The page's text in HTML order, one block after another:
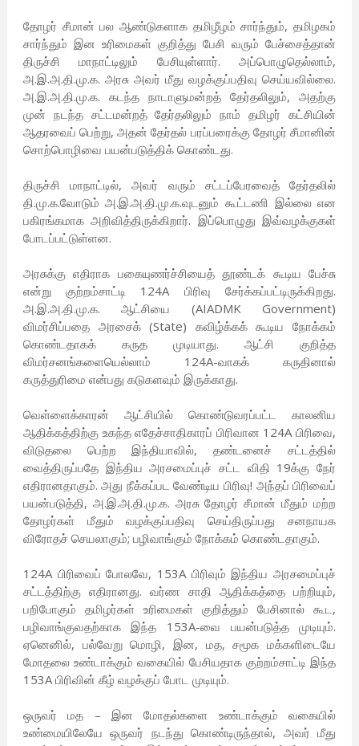
தோழர் சீமான் பல ஆண்டுகளாக தமிழீழம் சார்ந்தும், தமிழகம்
சார்ந்தும் இன உரிமைகள் குறித்து பேசி வரும் பேச்சைத்தான்
திருச்சி மாநாட்டிலும் பேசியுள்ளார். அப்பொழுதெல்லாம்,
அ.இ.அ.தி.மு.க. அரசு அவர் மீது வழக்குப்பதிவு செய்யவில்லை.
அ.இ.அ.தி.மு.க. கடந்த நாடாளுமன்றத் தேர்தலிலும், அதற்கு
முன் நடந்த சட்டமன்றத் தேர்தலிலும் நாம் தமிழர் கட்சியின்
ஆதரவைப் பெற்று, அதன் தேர்தல் பரப்பரைக்கு தோழர் சீமானின்
சொற்பொழிவை பயன்படுத்திக் கொண்டது.
திருச்சி மாநாட்டில், அவர் வரும் சட்டப்பேரவைத் தேர்தலில்
தி.மு.க.வோடும் அ.இ.அ.தி.மு.க.வுடனும் கூட்டணி இல்லை என
பகிரங்கமாக அறிவித்திருக்கிறார். இப்பொழுது இவ்வழக்குகள்
போடப்பட்டுள்ளன.
அரசுக்கு எதிராக பகையுணர்ச்சியைத் தூண்டக் கூடிய பேச்சு
என்று குற்றம்சாட்டி 124A பிரிவு சேர்க்கப்பட்டிருக்கிறது.
அ.இ.அ.தி.மு.க. ஆட்சியை (AIADMK Government)
விமர்சிப்பதை அரசைக் (State) கவிழ்க்கக் கூடிய நோக்கம்
கொண்டதாகக் கருத முடியாது. ஆட்சி குறித்த
விமர்சனங்களையெல்லாம் 124A-வாகக் கருதினால்
கருத்துரிமை என்பது கடுகளவும் இருக்காது.
வெள்ளைக்காரன் ஆட்சியில் கொண்டுவரப்பட்ட காலனிய
ஆதிக்கத்திற்கு உகந்த எதேச்சாதிகாரப் பிரிவான 124A பிரிவை,
விடுதலை பெற்ற இந்தியாவில், தண்டனைச் சட்டத்தில்
வைத்திருப்பதே இந்திய அரசமைப்புச் சட்ட விதி 19க்கு நேர்
எதிரானதாகும். அது நீக்கப்பட வேண்டிய பிரிவு! அந்தப் பிரிவைப்
பயன்படுத்தி, அ.இ.அ.தி.மு.க. அரசு தோழர் சீமான் மீதும் மற்ற
தோழர்கள் மீதும் வழக்குப்பதிவு செய்திருப்பது சனநாயக
விரோதச் செயலாகும்; பழிவாங்கும் நோக்கம் கொண்டதாகும்.
124A பிரிவைப் போலவே, 153A பிரிவும் இந்திய அரசமைப்புச்
சட்டத்திற்கு எதிரானது. வர்ண சாதி ஆதிக்கத்தை பற்றியும்,
பறிபோகும் தமிழர்கள் உரிமைகள் குறித்தும் பேசினால் கூட,
பழிவாங்குவதற்காக இந்த 153A-வை பயன்படுத்த முடியும்.
ஏனெனில், பல்வேறு மொழி, இன, மத, சமூக மக்களிடையே
மோதலை உண்டாக்கும் வகையில் பேசியதாக குற்றம்சாட்டி இந்த
153A பிரிவின் கீழ் வழக்குப் போட முடியும்.
ஒருவர் மத – இன மோதல்களை உண்டாக்கும் வகையில்
உண்மையிலேயே ஒருவர் நடந்து கொண்டிருந்தால், அவர் மீது